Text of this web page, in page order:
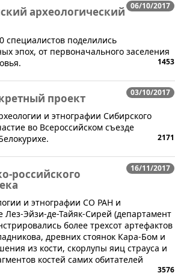
06/10/2017
археологический
специалистов поделились
эпох, от первоначального заселения
1453
03/10/2017
проект
и этнографии Сибирского
во Всероссийском съезде
2171
16/11/2017
российского
и этнографии СО РАН и
Эйзи-де-Тайяк-Сирей (департамент
более трехсот артефактов
древних стоянок Кара-Бом и
из кости, скорлупы яиц страуса и
костей самих обитателей
3576